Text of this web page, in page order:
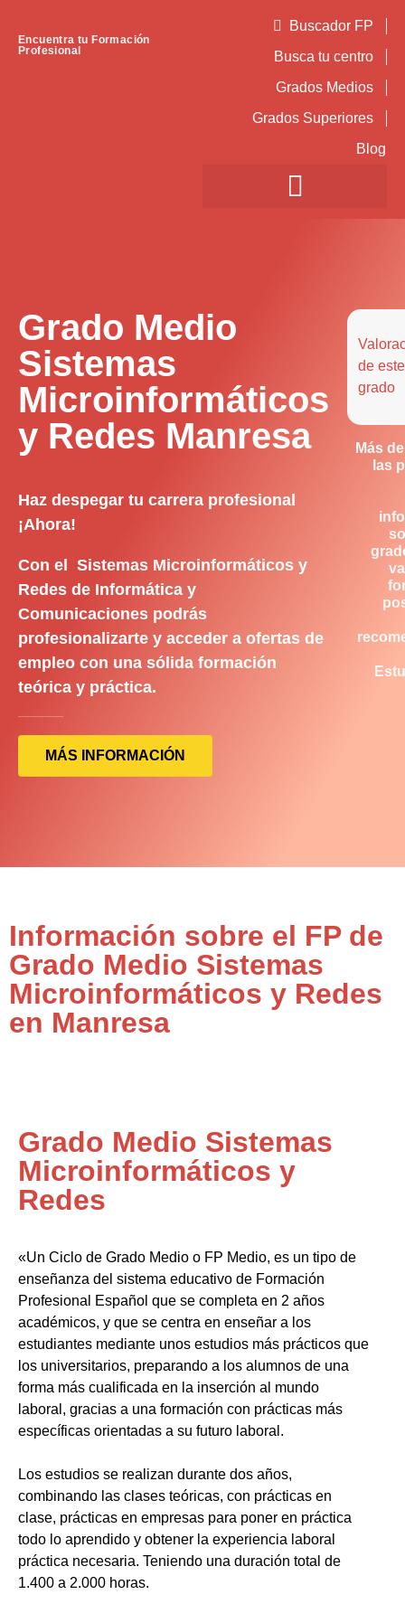
Encuentra tu Formación
Profesional
Buscador FP
Busca tu centro
Grados Medios
Grados Superiores
Blog
Grado Medio
Sistemas
Microinformáticos
y Redes Manresa
Haz despegar tu carrera profesional
¡Ahora!
Con el Sistemas Microinformáticos y
Redes de Informática y
Comunicaciones podrás
profesionalizarte y acceder a ofertas de
empleo con una sólida formación
teórica y práctica.
MÁS INFORMACIÓN
de este
grado
Más
las
Información sobre el FP de
Grado Medio Sistemas
Microinformáticos y Redes
en Manresa
Grado Medio Sistemas
Microinformáticos y
Redes
«Un Ciclo de Grado Medio o FP Medio, es un tipo de
enseñanza del sistema educativo de Formación
Profesional Español que se completa en 2 años
académicos, y que se centra en enseñar a los
estudiantes mediante unos estudios más prácticos que
los universitarios, preparando a los alumnos de una
forma más cualificada en la inserción al mundo
laboral, gracias a una formación con prácticas más
específicas orientadas a su futuro laboral.
Los estudios se realizan durante dos años,
combinando las clases teóricas, con prácticas en
clase, prácticas en empresas para poner en práctica
todo lo aprendido y obtener la experiencia laboral
práctica necesaria. Teniendo una duración total de
1.400 a 2.000 horas.